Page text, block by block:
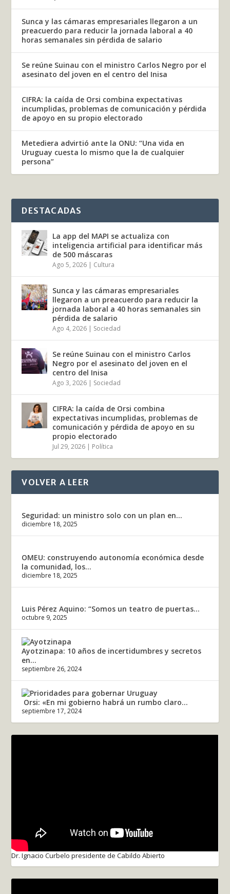
Sunca y las cámaras empresariales llegaron a un
preacuerdo para reducir la jornada laboral a 40
horas semanales sin pérdida de salario
Se reúne Suinau con el ministro Carlos Negro por el
asesinato del joven en el centro del Inisa
CIFRA: la caída de Orsi combina expectativas
incumplidas, problemas de comunicación y pérdida
de apoyo en su propio electorado
Metediera advirtió ante la ONU: “Una vida en
Uruguay cuesta lo mismo que la de cualquier
persona”
DESTACADAS
La app del MAPI se actualiza con
inteligencia artificial para identificar más
de 500 máscaras
Ago 5, 2026 | Cultura
Sunca y las cámaras empresariales
llegaron a un preacuerdo para reducir la
jornada laboral a 40 horas semanales sin
pérdida de salario
Ago 4, 2026 | Sociedad
Se reúne Suinau con el ministro Carlos
Negro por el asesinato del joven en el
centro del Inisa
Ago 3, 2026 | Sociedad
CIFRA: la caída de Orsi combina
expectativas incumplidas, problemas de
comunicación y pérdida de apoyo en su
propio electorado
Jul 29, 2026 | Política
VOLVER A LEER
Seguridad: un ministro solo con un plan en...
diciembre 18, 2025
OMEU: construyendo autonomía económica desde
la comunidad, los...
diciembre 18, 2025
Luis Pérez Aquino: “Somos un teatro de puertas...
octubre 9, 2025
Ayotzinapa: 10 años de incertidumbres y secretos
en...
septiembre 26, 2024
Orsi: «En mi gobierno habrá un rumbo claro...
septiembre 17, 2024
Dr. Ignacio Curbelo presidente de Cabildo Abierto